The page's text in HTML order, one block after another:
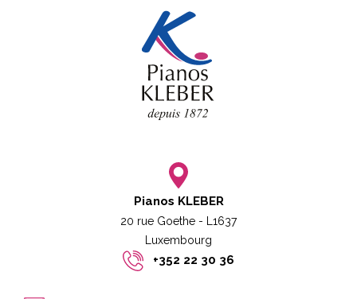
Pianos KLEBER
20 rue Goethe - L1637
Luxembourg​​
+352 22 30 36